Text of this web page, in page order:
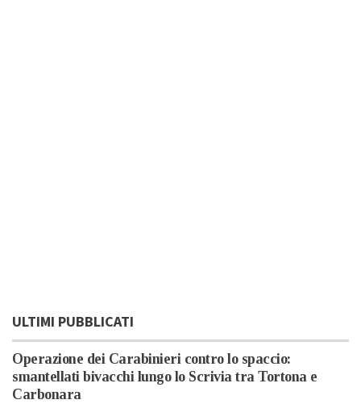
ULTIMI PUBBLICATI
Operazione dei Carabinieri contro lo spaccio:
smantellati bivacchi lungo lo Scrivia tra Tortona e
Carbonara